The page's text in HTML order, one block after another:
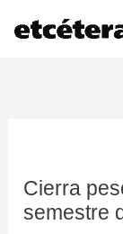
Cierra
semestre